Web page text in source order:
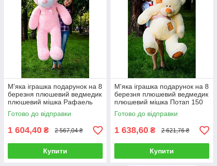
М'яка іграшка подарунок на 8
березня плюшевий ведмедик
плюшевий мішка Рафаель
160 см Рожевий
Готово до відправки
1 604,40 ₴ 2 567,04 ₴
Купити
М'яка іграшка подарунок на 8
березня плюшевий ведмедик
плюшевий мішка Потап 150
см Кремовий
Готово до відправки
1 638,60 ₴ 2 621,76 ₴
Купити